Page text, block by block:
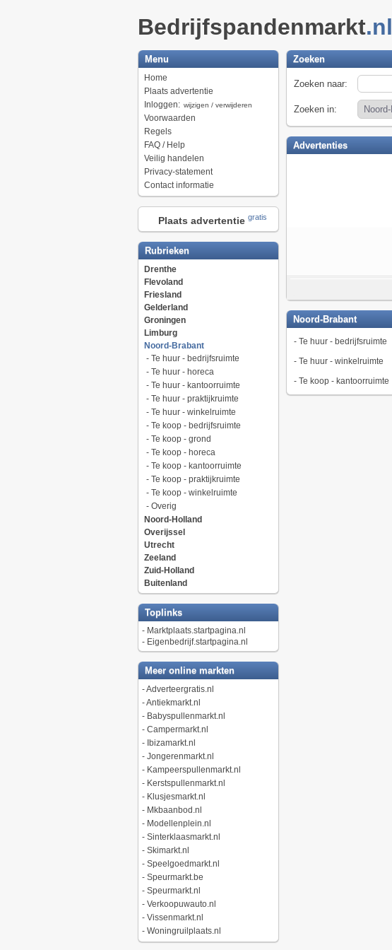
Bedrijfspandenmarkt.nl
Menu
Home
Plaats advertentie
Inloggen: wijzigen / verwijderen
Voorwaarden
Regels
FAQ / Help
Veilig handelen
Privacy-statement
Contact informatie
Plaats advertentie gratis
Rubrieken
Drenthe
Flevoland
Friesland
Gelderland
Groningen
Limburg
Noord-Brabant
- Te huur - bedrijfsruimte
- Te huur - horeca
- Te huur - kantoorruimte
- Te huur - praktijkruimte
- Te huur - winkelruimte
- Te koop - bedrijfsruimte
- Te koop - grond
- Te koop - horeca
- Te koop - kantoorruimte
- Te koop - praktijkruimte
- Te koop - winkelruimte
- Overig
Noord-Holland
Overijssel
Utrecht
Zeeland
Zuid-Holland
Buitenland
Toplinks
- Marktplaats.startpagina.nl
- Eigenbedrijf.startpagina.nl
Meer online markten
-Adverteergratis.nl
-Antiekmarkt.nl
- Babyspullenmarkt.nl
- Campermarkt.nl
- Ibizamarkt.nl
- Jongerenmarkt.nl
- Kampeerspullenmarkt.nl
- Kerstspullenmarkt.nl
- Klusjesmarkt.nl
- Mkbaanbod.nl
- Modellenplein.nl
- Sinterklaasmarkt.nl
- Skimarkt.nl
- Speelgoedmarkt.nl
- Speurmarkt.be
- Speurmarkt.nl
- Verkoopuwauto.nl
- Vissenmarkt.nl
- Woningruilplaats.nl
Zoeken
Zoeken naar:
Zoeken in:
Advertenties
Noord-Brabant
- Te huur - bedrijfsruimte
- Te huur - winkelruimte
- Te koop - kantoorruimte